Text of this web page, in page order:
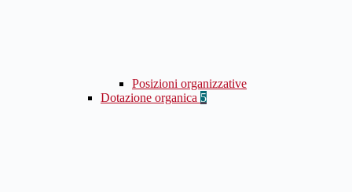
Posizioni organizzative
Dotazione organica 5